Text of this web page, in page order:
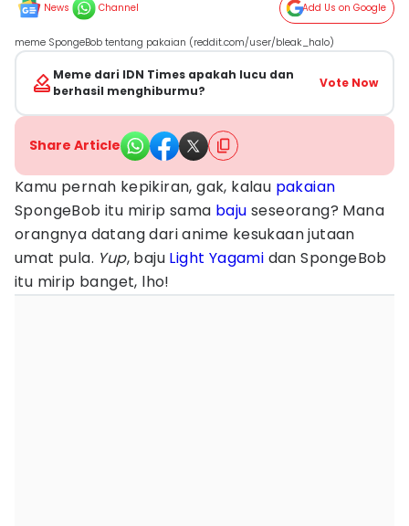
News Channel Add Us on Google
meme SpongeBob tentang pakaian (reddit.com/user/bleak_halo)
Meme dari IDN Times apakah lucu dan
berhasil menghiburmu?
Vote Now
Share Article
Kamu pernah kepikiran, gak, kalau pakaian
SpongeBob itu mirip sama baju seseorang? Mana
orangnya datang dari anime kesukaan jutaan
umat pula. Yup, baju Light Yagami dan SpongeBob
itu mirip banget, lho!